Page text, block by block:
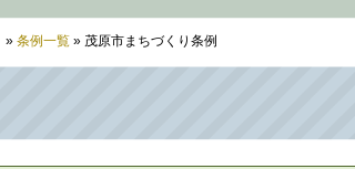
» 条例一覧 » 茂原市まちづくり条例